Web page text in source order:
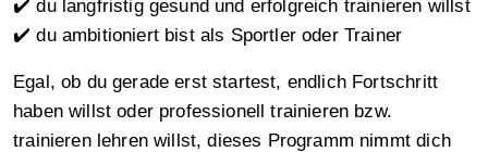
✔️ du langfristig gesund und erfolgreich trainieren willst
✔️ du ambitioniert bist als Sportler oder Trainer
Egal, ob du gerade erst startest, endlich Fortschritt
haben willst oder professionell trainieren bzw.
trainieren lehren willst, dieses Programm nimmt dich